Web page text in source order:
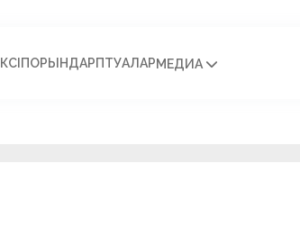
КӘСІПОРЫНДАРПӘТУАЛАРМЕДИА